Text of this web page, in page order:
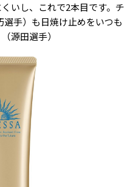
いし、これで2本目です。チ
手）も日焼け止めをいつも
源田選手）